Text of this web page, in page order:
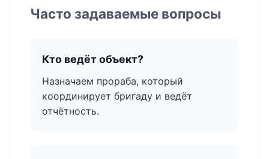
Часто задаваемые вопросы
Кто ведёт объект?
Назначаем прораба, который
координирует бригаду и ведёт
отчётность.